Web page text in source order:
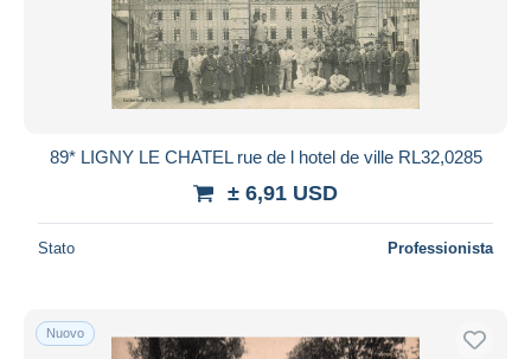
89* LIGNY LE CHATEL rue de l hotel de ville RL32,0285
± 6,91 USD
Stato Professionista
Nuovo